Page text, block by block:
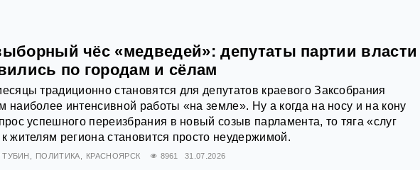
чёс «медведей»: депутаты партии власти
по городам и сёлам
традиционно становятся для депутатов краевого Заксобрания
наиболее интенсивной работы «на земле». Ну а когда на носу и на кону
успешного переизбрания в новый созыв парламента, то тяга «слуг
жителям региона становится просто неудержимой.
ТУБИН ПОЛИТИКА КРАСНОЯРСК 8961 31.07.2026